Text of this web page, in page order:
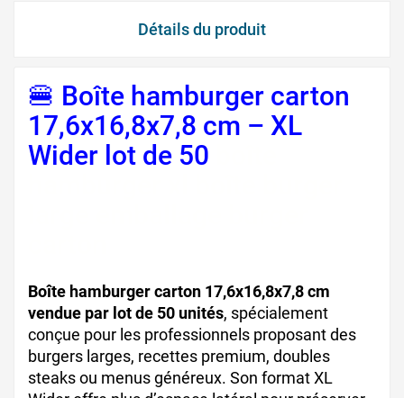
Détails du produit
🍔 Boîte hamburger carton
17,6x16,8x7,8 cm – XL
Wider lot de 50
Boîte hamburger carton 17,6x16,8x7,8 cm
vendue par lot de 50 unités, spécialement
conçue pour les professionnels proposant des
burgers larges, recettes premium, doubles
steaks ou menus généreux. Son format XL